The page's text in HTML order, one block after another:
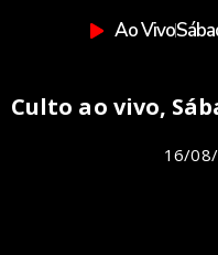
Ao Vivo
Culto ao vivo,
16/